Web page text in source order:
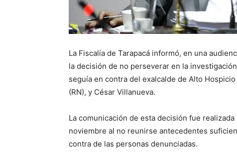
La Fiscalía de Tarapacá informó, en una
la decisión de no perseverar en la
seguía en contra del exalcalde de Alto
(RN), y César Villanueva.
La comunicación de esta decisión fue
noviembre al no reunirse antecedentes
contra de las personas denunciadas.